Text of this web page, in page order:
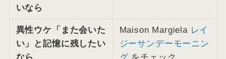
いなら
異性ウケ「また会いた
い」と記憶に残したい
Maison Margiela レイ
ジーサンデーモーニン